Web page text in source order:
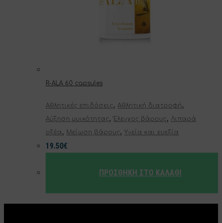
R-ALA 60 capsules
Αθλητικές επιδόσεις, Αθλητική διατροφή,
Αύξηση μυικότητας,Έλεγχος βάρους, Λιπαρά
οξέα, Μείωση βάρους, Υγεία και ευεξία
19.50€
ΠΡΟΣΘΉΚΗ ΣΤΟ ΚΑΛΆΘΙ